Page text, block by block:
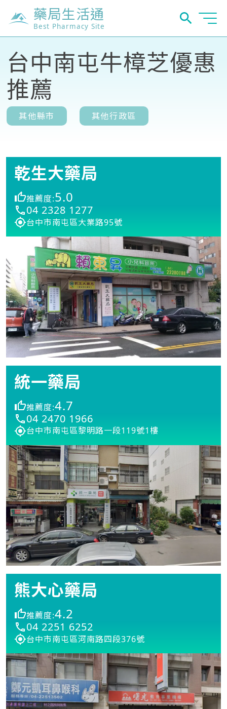
藥局生活通
Best Pharmacy Site
台中南屯牛樟芝優惠
推薦
其他縣市 其他行政區
乾生大藥局
推薦度:5.0
04 2328 1277
台中市南屯區大業路95號
統一藥局
推薦度:4.7
04 2470 1966
台中市南屯區黎明路一段119號1樓
熊大心藥局
推薦度:4.2
04 2251 6252
台中市南屯區河南路四段376號